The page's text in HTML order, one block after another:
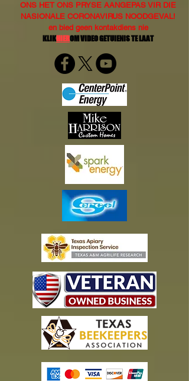
ONS HET ONS PRYSE AANGEPAS VIR DIE
NASIONALE CORONAVIRUS NOODGEVAL!
en bied geen kontakdiens nie
KLIKHIEROM VIDEO GETUIENIS TE LAAT